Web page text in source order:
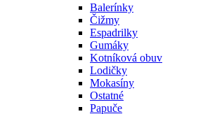
Balerínky
Čižmy
Espadrilky
Gumáky
Kotníková obuv
Lodičky
Mokasíny
Ostatné
Papuče